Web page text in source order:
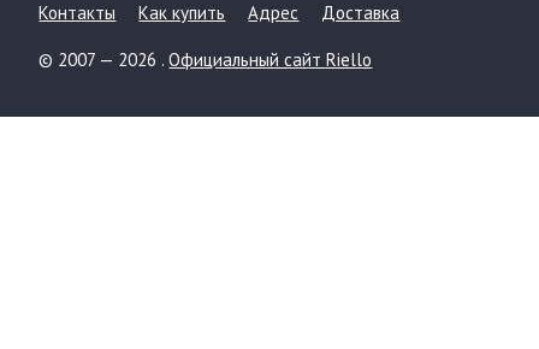
Контакты Как купить Адрес Доставка
© 2007 — 2026 .Официальный сайт Riello